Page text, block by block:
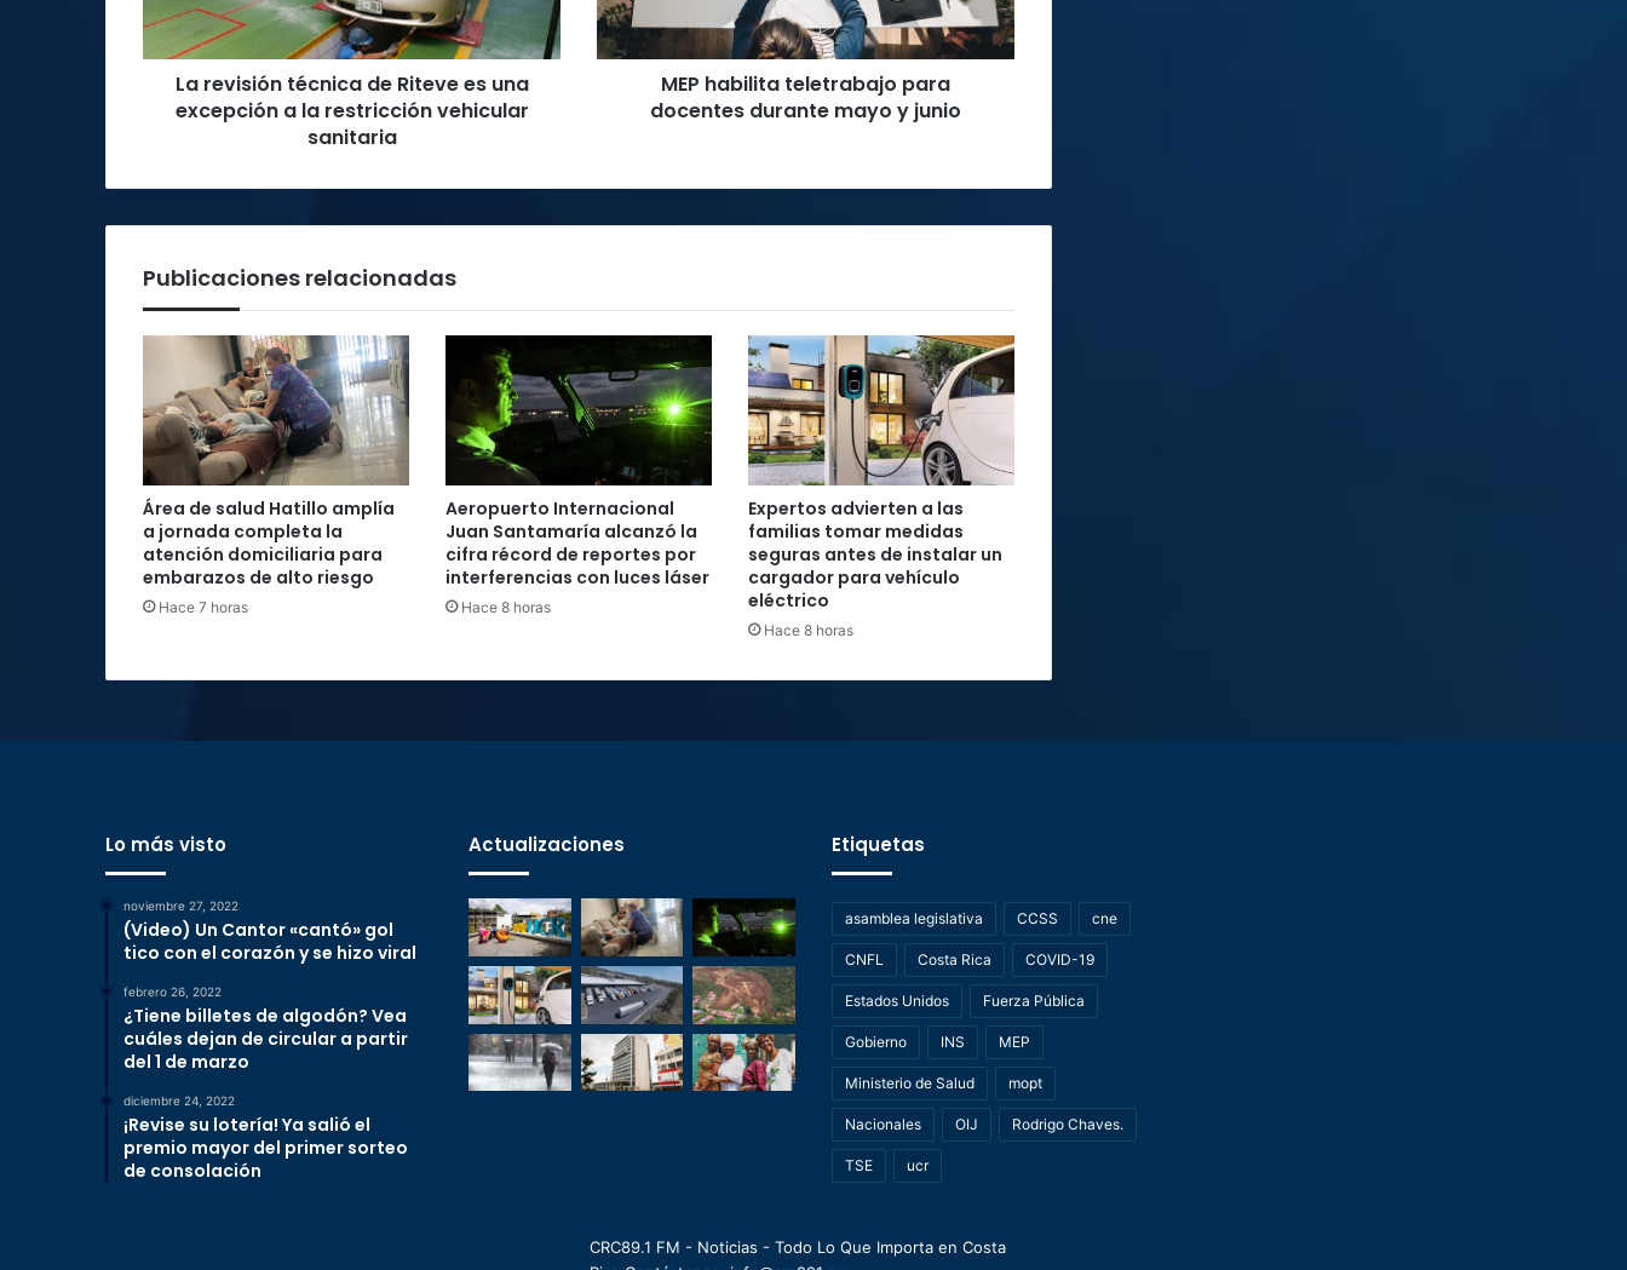
excepción
a
restricción
La revisión técnica de Riteve es una
excepción a la restricción vehicular
sanitaria
mayo
junio
MEP habilita teletrabajo para
docentes durante mayo y junio
Publicaciones relacionadas
Área de salud Hatillo amplía
a jornada completa la
atención domiciliaria para
embarazos de alto riesgo
Hace 7 horas
Aeropuerto Internacional
Juan Santamaría alcanzó la
cifra récord de reportes por
interferencias con luces láser
Hace 8 horas
Expertos advierten a las
familias tomar medidas
seguras antes de instalar un
cargador para vehículo
eléctrico
Hace 8 horas
Lo más visto
noviembre 27, 2022
(Video) Un Cantor «cantó» gol
tico con el corazón y se hizo viral
febrero 26, 2022
¿Tiene billetes de algodón? Vea
cuáles dejan de circular a partir
del 1 de marzo
diciembre 24, 2022
¡Revise su lotería! Ya salió el
premio mayor del primer sorteo
de consolación
Actualizaciones Etiquetas
asamblea legislativa CCSS cne
CNFL Costa Rica COVID-19
Estados Unidos Fuerza Pública
Gobierno INS MEP
Ministerio de Salud mopt
Nacionales OIJ Rodrigo Chaves.
TSE ucr
CRC89.1 FM - Noticias - Todo Lo Que Importa en Costa